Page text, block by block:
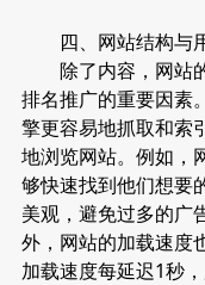
四、网站结构与
除了内容，网站的
排名推广的重要因素
擎更容易地抓取和索
地浏览网站。例如，
够快速找到他们想要
美观，避免过多的广
外，网站的加载速度
加载速度每延迟1秒